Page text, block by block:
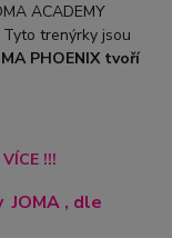
ACADEMY
Tyto trenýrky jsou
PHOENIX tvoří
!!!
JOMA , dle